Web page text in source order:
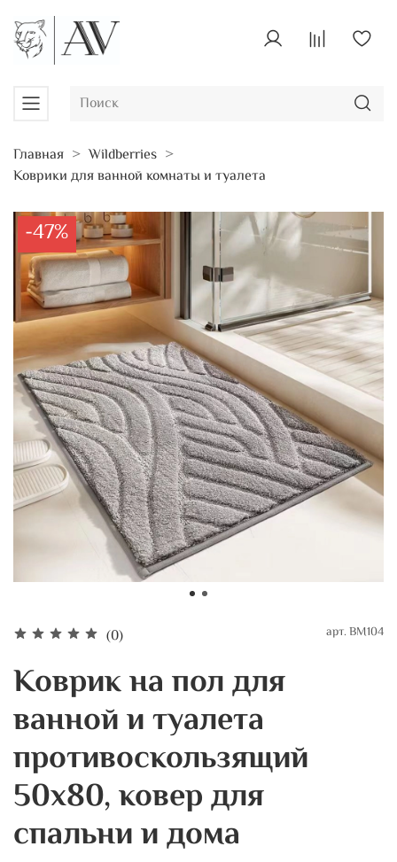
Главная
Wildberries
Коврики для ванной комнаты и туалета
-47%
(0) арт.BM104
Коврик на пол для
ванной и туалета
противоскользящий
50х80, ковер для
спальни и дома